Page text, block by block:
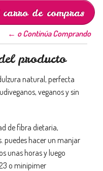
← o Continúa Comprando
producto
natural, perfecta
veganos y sin
de fibra dietaria,
puedes hacer un manjar
unas horas y luego
o minipimer